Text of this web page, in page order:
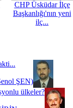
CHP Üsküdar İlçe
Başkanlığı'nın yeni
ilç...
ŞEN)
ülkeler?